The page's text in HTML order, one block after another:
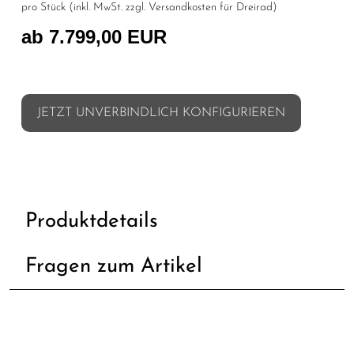
pro Stück (inkl. MwSt. zzgl. Versandkosten für Dreirad )
ab 7.799,00 EUR
JETZT UNVERBINDLICH KONFIGURIEREN
Produktdetails
Fragen zum Artikel